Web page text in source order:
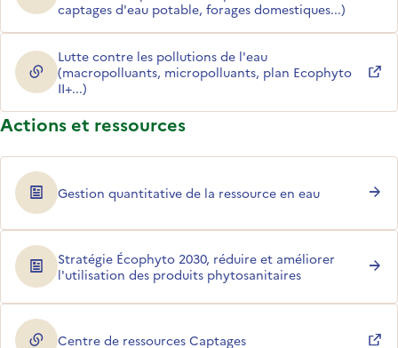
captages d'eau potable, forages domestiques...)
Lutte contre les pollutions de l'eau
(macropolluants, micropolluants, plan Ecophyto
II+...)
(ouverture dans une nouvelle fenêtre)
Actions et ressources
Gestion quantitative de la ressource en eau
Stratégie Écophyto 2030, réduire et améliorer
l'utilisation des produits phytosanitaires
Centre de ressources Captages